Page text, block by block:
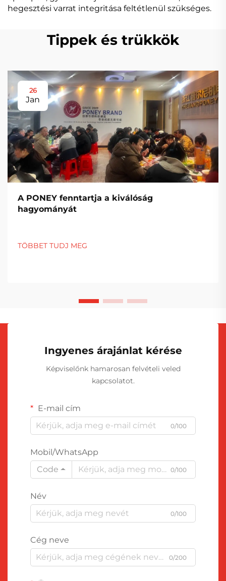
hegesztési varrat integritása feltétlenül szükséges.
Tippek és trükkök
26
Jan
A PONEY fenntartja a kiválóság
hagyományát
TÖBBET TUDJ MEG
Ingyenes árajánlat kérése
Képviselőnk hamarosan felvételi veled
kapcsolatot.
E-mail cím
0/100
Mobil/WhatsApp
Code
0/100
Név
0/100
Cég neve
0/200